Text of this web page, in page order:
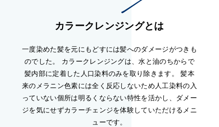
カラークレンジングとは
一度染めた髪を元にもどすには髪へのダメージがつきも
のでした。 カラークレンジングは、水と油のちからで
髪内部に定着した人口染料のみを取り除きます。 髪本
来のメラニン色素には全く反応しないため人工染料の入
っていない個所は明るくならない特性を活かし、ダメー
ジを気にせずカラーチェンジを体験していただけるメニ
ューです。